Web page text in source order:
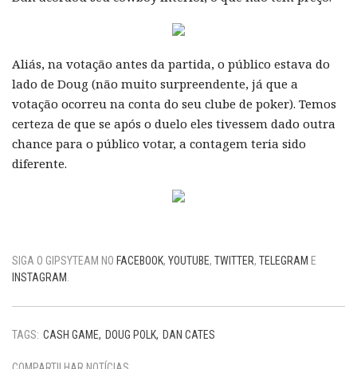
Aliás, na votação antes da partida, o público estava do
lado de Doug (não muito surpreendente, já que a
votação ocorreu na conta do seu clube de poker). Temos
certeza de que se após o duelo eles tivessem dado outra
chance para o público votar, a contagem teria sido
diferente.
SIGA O GIPSYTEAM NO FACEBOOK, YOUTUBE, TWITTER, TELEGRAM E
INSTAGRAM.
TAGS: CASH GAME DOUG POLK DAN CATES